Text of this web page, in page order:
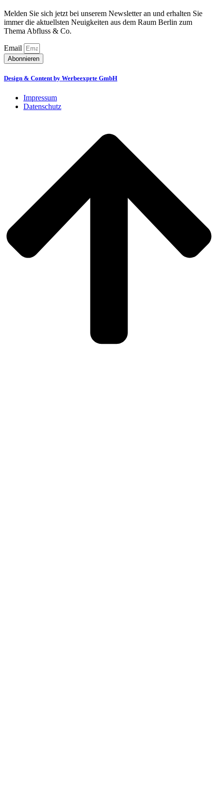
Melden Sie sich jetzt bei unserem Newsletter an und erhalten Sie
immer die aktuellsten Neuigkeiten aus dem Raum Berlin zum
Thema Abfluss & Co.
Email
Abonnieren
Design & Content by Werbeexprte GmbH
Impressum
Datenschutz